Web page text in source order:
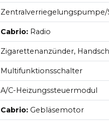
Zentralverriegelungspumpe/
Cabrio: Radio
Zigarettenanzünder,
Multifunktionsschalter
A/C-Heizungssteuermodul
Cabrio: Gebläsemotor